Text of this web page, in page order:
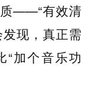
——“有效清
现，真正需
“加个音乐功